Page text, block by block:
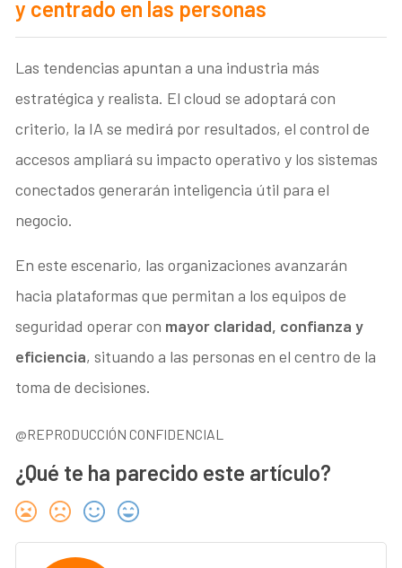
y centrado en las personas
Las tendencias apuntan a una industria más
estratégica y realista. El cloud se adoptará con
criterio, la IA se medirá por resultados, el control de
accesos ampliará su impacto operativo y los sistemas
conectados generarán inteligencia útil para el
negocio.
En este escenario, las organizaciones avanzarán
hacia plataformas que permitan a los equipos de
seguridad operar con mayor claridad, confianza y
eficiencia, situando a las personas en el centro de la
toma de decisiones.
@REPRODUCCIÓN CONFIDENCIAL
¿Qué te ha parecido este artículo?